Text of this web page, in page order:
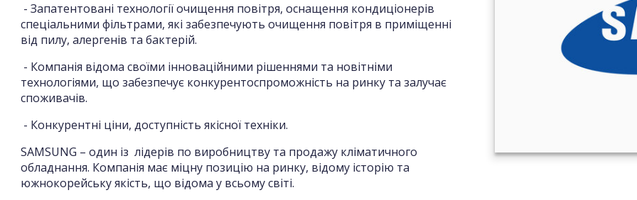
- Запатентовані технології очищення повітря, оснащення кондиціонерів
спеціальними фільтрами, які забезпечують очищення повітря в приміщенні
від пилу, алергенів та бактерій.
- Компанія відома своїми інноваційними рішеннями та новітніми
технологіями, що забезпечує конкурентоспроможність на ринку та залучає
споживачів.
- Конкурентні ціни, доступність якісної техніки.
SAMSUNG – один із лідерів по виробництву та продажу кліматичного
обладнання. Компанія має міцну позицію на ринку, відому історію та
южнокорейську якість, що відома у всьому світі.